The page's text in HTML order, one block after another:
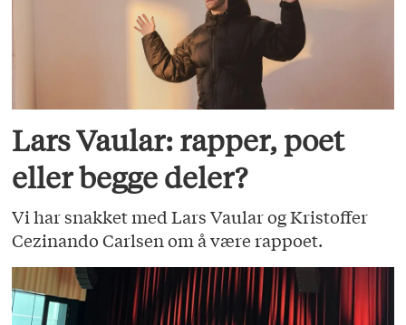
Lars Vaular: rapper, poet
eller begge deler?
Vi har snakket med Lars Vaular og Kristoffer
Cezinando Carlsen om å være rappoet.